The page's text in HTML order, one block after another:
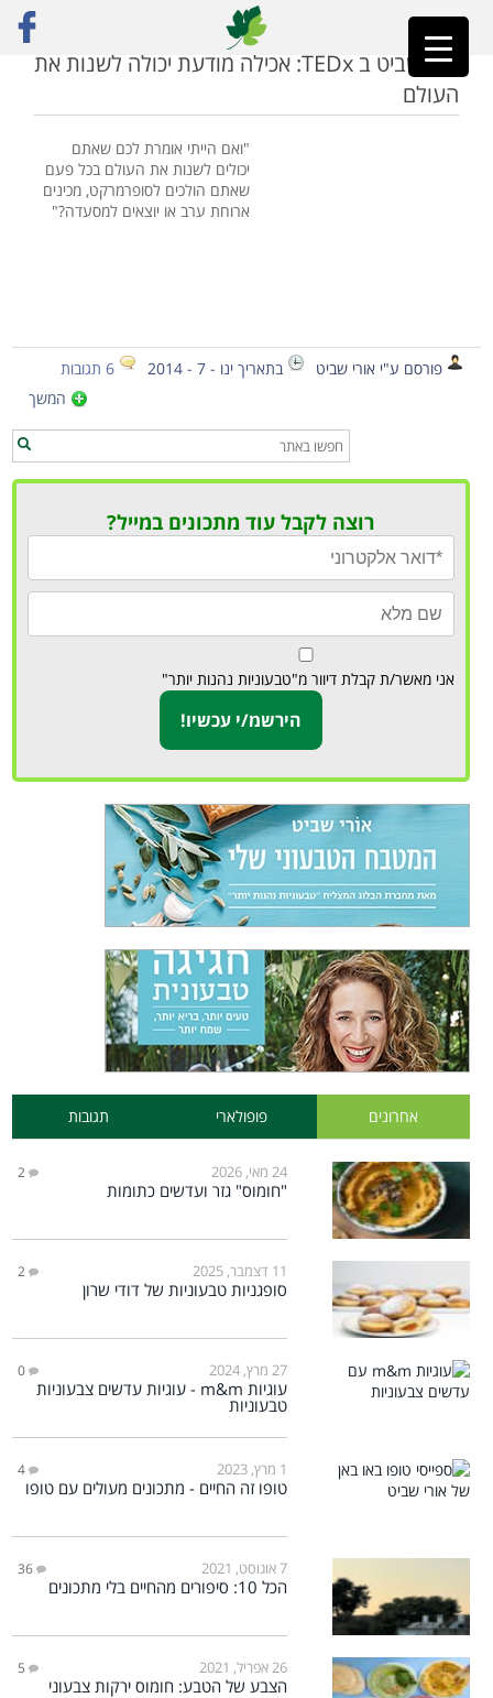
ראשי»
TED
אורי שביט ב TEDx: אכילה מודעת יכולה לשנות את
העולם
"ואם הייתי אומרת לכם שאתם
יכולים לשנות את העולם בכל פעם
שאתם הולכים לסופרמרקט, מכינים
ארוחת ערב או יוצאים למסעדה?"
פורסם ע"י אורי שביט בתאריך ינו - 7 - 2014
6 תגובות
המשך
רוצה לקבל עוד מתכונים במייל?
אני מאשר/ת קבלת דיוור מ"טבעוניות נהנות יותר"
אחרונים פופולארי תגובות
24 מאי, 2026 2
"חומוס" גזר ועדשים כתומות
11 דצמבר, 2025 2
סופגניות טבעוניות של דודי שרון
27 מרץ, 2024 0
עוגיות m&m - עוגיות עדשים צבעוניות
טבעוניות
1 מרץ, 2023 4
טופו זה החיים - מתכונים מעולים עם טופו
7 אוגוסט, 2021 36
הכל 10: סיפורים מהחיים בלי מתכונים
26 אפריל, 2021 5
הצבע של הטבע: חומוס ירקות צבעוני